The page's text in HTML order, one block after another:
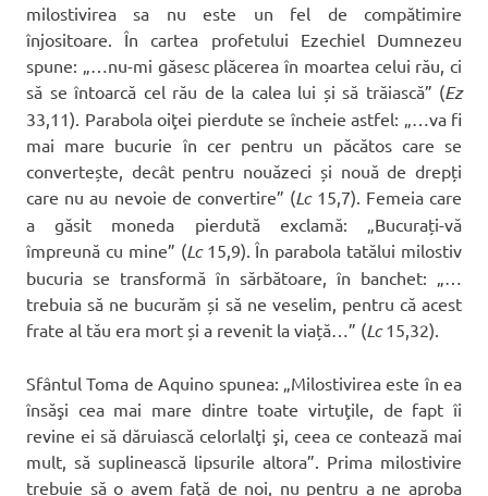
milostivirea sa nu este un fel de compătimire
înjositoare. În cartea profetului Ezechiel Dumnezeu
spune: „…nu-mi găsesc plăcerea în moartea celui rău, ci
să se întoarcă cel rău de la calea lui și să trăiască” (Ez
33,11). Parabola oiţei pierdute se încheie astfel: „…va fi
mai mare bucurie în cer pentru un păcătos care se
convertește, decât pentru nouăzeci și nouă de drepți
care nu au nevoie de convertire” (Lc15,7). Femeia care
a găsit moneda pierdută exclamă: „Bucurați-vă
împreună cu mine” (Lc15,9). În parabola tatălui milostiv
bucuria se transformă în sărbătoare, în banchet: „…
trebuia să ne bucurăm și să ne veselim, pentru că acest
frate al tău era mort și a revenit la viață…” (Lc15,32).
Sfântul Toma de Aquino spunea: „Milostivirea este în ea
însăşi cea mai mare dintre toate virtuţile, de fapt îi
revine ei să dăruiască celorlalţi şi, ceea ce contează mai
mult, să suplinească lipsurile altora”. Prima milostivire
trebuie să o avem faţă de noi, nu pentru a ne aproba